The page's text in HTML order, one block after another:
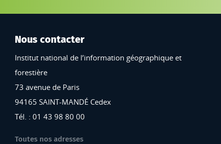
Nous contacter
Institut national de l’information géographique et
forestière
73 avenue de Paris
94165 SAINT-MANDÉ Cedex
Tél. : 01 43 98 80 00
Toutes nos adresses